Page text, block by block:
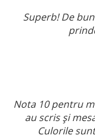
Superb! De
Nota 10 pentru
au scris și
Culorile